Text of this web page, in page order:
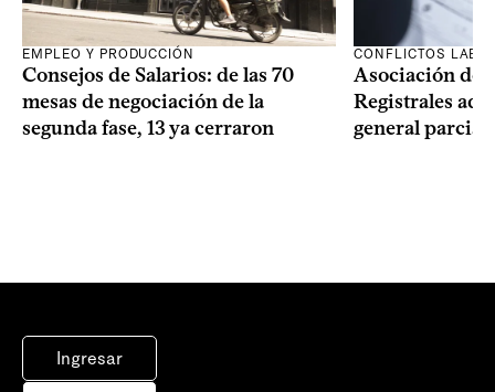
EMPLEO Y PRODUCCIÓN
Consejos de Salarios: de las 70
mesas de negociación de la
segunda fase, 13 ya cerraron
CONFLICTOS
Asociación de
Registrales
general parcial
Ingresar